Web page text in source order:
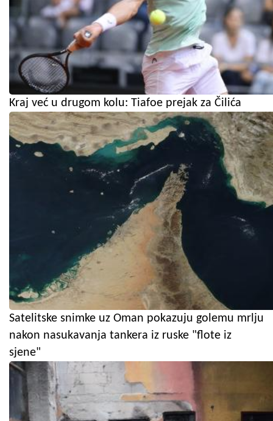
Kraj već u drugom kolu: Tiafoe prejak za Čilića
Satelitske snimke uz Oman pokazuju golemu mrlju
nakon nasukavanja tankera iz ruske "flote iz
sjene"